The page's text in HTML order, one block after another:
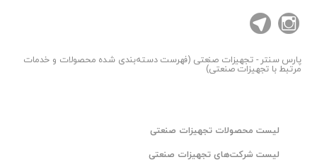
:
دفتر(ثابت): 33923100 - 021​
🔷توجه این محصول سفارشی بوده و پس از ثبت سفارش
پارس سنتر- تجهیزات صنعتی (فهرست دسته‌بندی شده محصولات و خدمات
مرتبط با تجهیزات صنعتی)
لیست محصولات تجهیزات صنعتی
لیست شرکت‌های تجهیزات صنعتی